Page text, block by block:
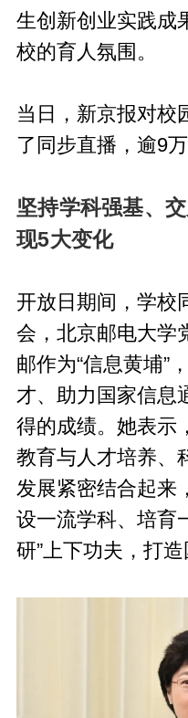
生创新创业实践成
校的育人氛围。
当日，新京报对校
了同步直播，逾9
坚持学科强基、
现5大变化
开放日期间，学校
会，北京邮电大学
邮作为“信息黄埔”
才、助力国家信息
得的成绩。她表示
教育与人才培养、
发展紧密结合起来
设一流学科、培育
研”上下功夫，打